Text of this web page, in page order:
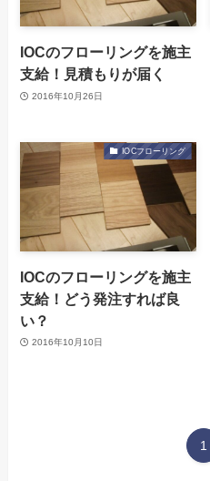
IOCのフローリングを施主
支給！見積もりが届く
2016年10月26日
IOCフローリング
IOCのフローリングを施主
支給！どう発注すれば良
い？
2016年10月10日
1